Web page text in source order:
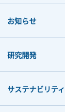
お知らせ
研究開発
サステナビリティ